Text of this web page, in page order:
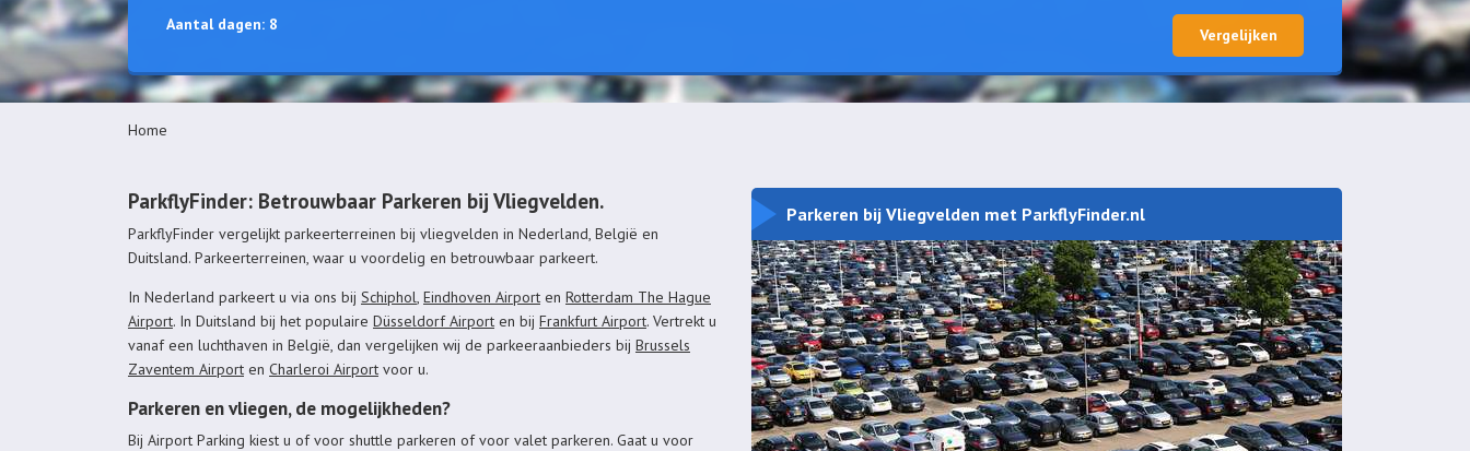
Aantal dagen: 8
Vergelijken
Home
ParkflyFinder: Betrouwbaar Parkeren bij Vliegvelden.
ParkflyFinder vergelijkt parkeerterreinen bij vliegvelden in Nederland, België en
Duitsland. Parkeerterreinen, waar u voordelig en betrouwbaar parkeert.
In Nederland parkeert u via ons bij Schiphol, Eindhoven Airport en Rotterdam The Hague
Airport. In Duitsland bij het populaire Düsseldorf Airport en bij Frankfurt Airport. Vertrekt u
vanaf een luchthaven in België, dan vergelijken wij de parkeeraanbieders bij Brussels
Zaventem Airport en Charleroi Airport voor u.
Parkeren en vliegen, de mogelijkheden?
Bij Airport Parking kiest u of voor shuttle parkeren of voor valet parkeren. Gaat u voor
Parkeren bij Vliegvelden met ParkflyFinder.nl